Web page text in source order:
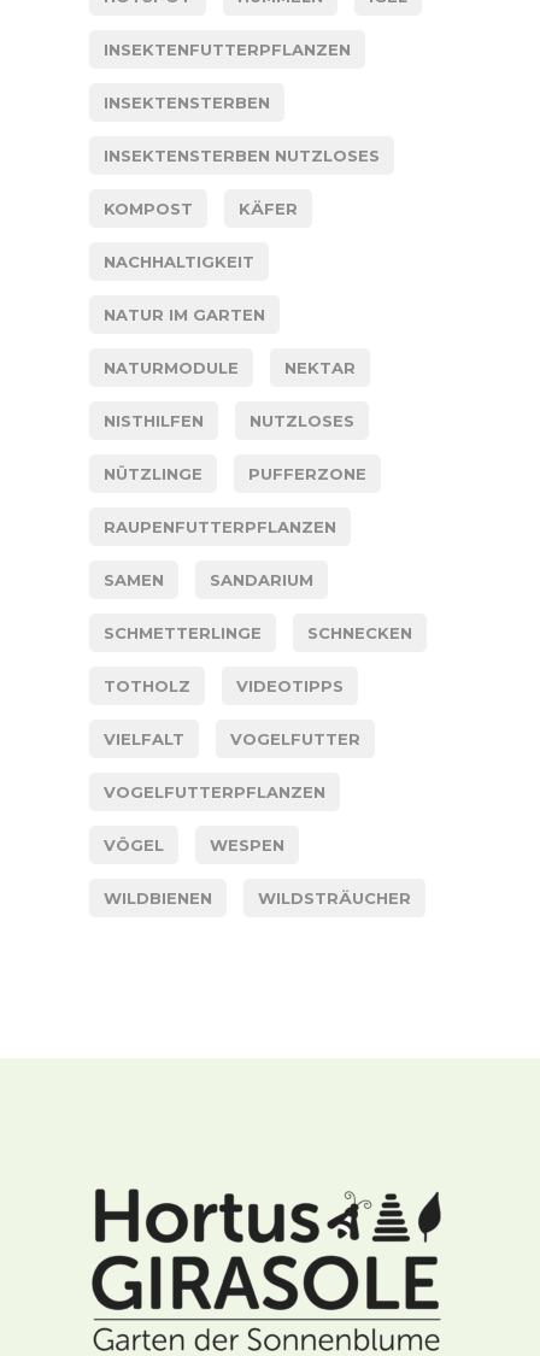
INSEKTENFUTTERPFLANZEN
INSEKTENSTERBEN
INSEKTENSTERBEN NUTZLOSES
KOMPOST KÄFER
NACHHALTIGKEIT
NATUR IM GARTEN
NATURMODULE NEKTAR
NISTHILFEN NUTZLOSES
NÜTZLINGE PUFFERZONE
RAUPENFUTTERPFLANZEN
SAMEN SANDARIUM
SCHMETTERLINGE SCHNECKEN
TOTHOLZ VIDEOTIPPS
VIELFALT VOGELFUTTER
VOGELFUTTERPFLANZEN
VÖGEL WESPEN
WILDBIENEN WILDSTRÄUCHER